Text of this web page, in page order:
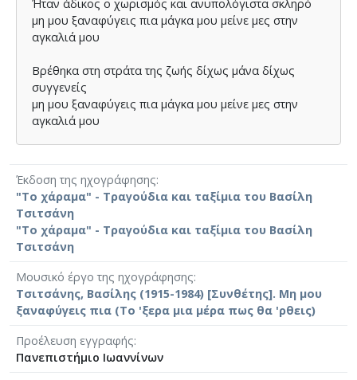
Ήταν άδικος ο χωρισµός και ανυπολόγιστα σκληρό
μη µου ξαναφύγεις πια µάγκα µου μείνε µες στην
αγκαλιά µου
Βρέθηκα στη στράτα της ζωής δίχως µάνα δίχως
συγγενείς
μη µου ξαναφύγεις πια µάγκα µου μείνε µες στην
αγκαλιά µου
Έκδοση της ηχογράφησης
"Το χάραμα" - Τραγούδια και ταξίμια του Βασίλη
Τσιτσάνη
"Το χάραμα" - Τραγούδια και ταξίμια του Βασίλη
Τσιτσάνη
Μουσικό έργο της ηχογράφησης
Τσιτσάνης, Βασίλης (1915-1984) [Συνθέτης]. Μη μου
ξαναφύγεις πια (Το 'ξερα μια μέρα πως θα 'ρθεις)
Προέλευση εγγραφής
Πανεπιστήμιο Ιωαννίνων